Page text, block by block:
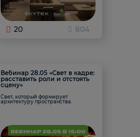
20 804
Вебинар 28.05 «Свет в кадре:
расставить роли и отстоять
сцену»
Свет, который формирует
архитектуру пространства.